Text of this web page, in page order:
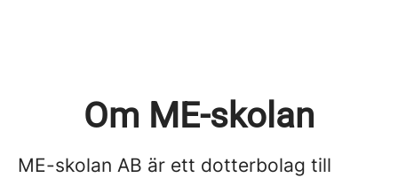
Om ME-skolan
ME-skolan AB är ett dotterbolag till